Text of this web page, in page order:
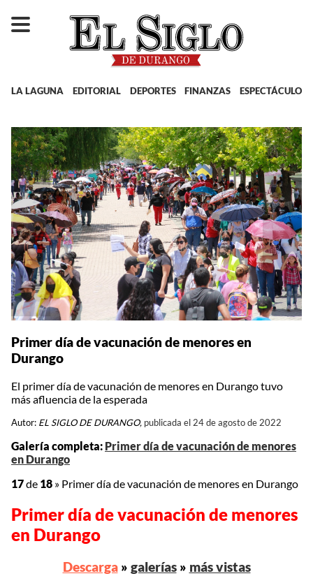
LA LAGUNA EDITORIAL DEPORTES FINANZAS ESPECTÁCULOS
Primer día de vacunación de menores en
Durango
El primer día de vacunación de menores en Durango tuvo
más afluencia de la esperada
Autor: EL SIGLO DE DURANGO, publicada el 24 de agosto de 2022
Galería completa: Primer día de vacunación de menores
en Durango
17de 18 » Primer día de vacunación de menores en Durango
Primer día de vacunación de menores
en Durango
Descarga» galerías» más vistas